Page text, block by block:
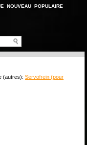
NOUVEAU POPULAIRE
(autres): Servofrein (pour